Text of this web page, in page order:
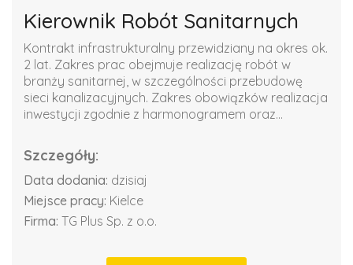
Kierownik Robót Sanitarnych
Kontrakt infrastrukturalny przewidziany na okres ok.
2 lat. Zakres prac obejmuje realizację robót w
branży sanitarnej, w szczególności przebudowę
sieci kanalizacyjnych. Zakres obowiązków realizacja
inwestycji zgodnie z harmonogramem oraz...
Szczegóły:
Data dodania: dzisiaj
Miejsce pracy: Kielce
Firma: TG Plus Sp. z o.o.